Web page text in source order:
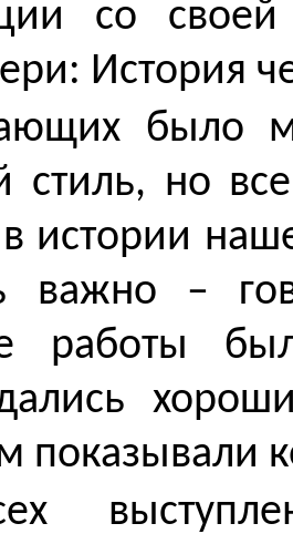
со своей
История
было
стиль, но
истории
важно –
работы
показывали